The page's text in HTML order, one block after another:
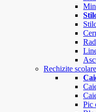
Rechizite scolare
Pic